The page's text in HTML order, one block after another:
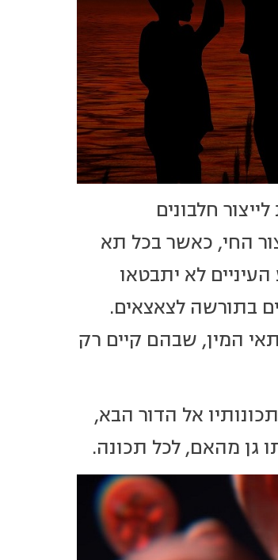
חלבונים
החי, כאשר בכל תא
לא יתבטאו
בתורשה לצאצאים.
המין, שבהם קיים רק
אל הדור הבא,
גן מהאם, לכל תכונה.